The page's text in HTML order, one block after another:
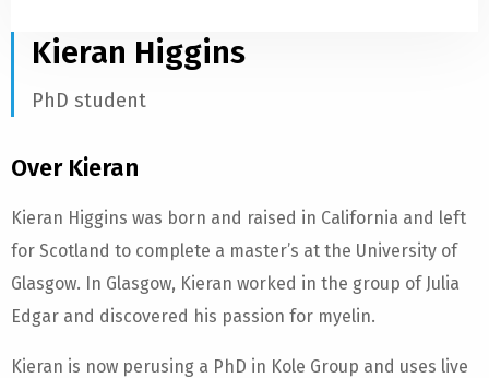
Kieran Higgins
PhD student
Over Kieran
Kieran Higgins was born and raised in California and left
for Scotland to complete a master’s at the University of
Glasgow. In Glasgow, Kieran worked in the group of Julia
Edgar and discovered his passion for myelin.
Kieran is now perusing a PhD in Kole Group and uses live